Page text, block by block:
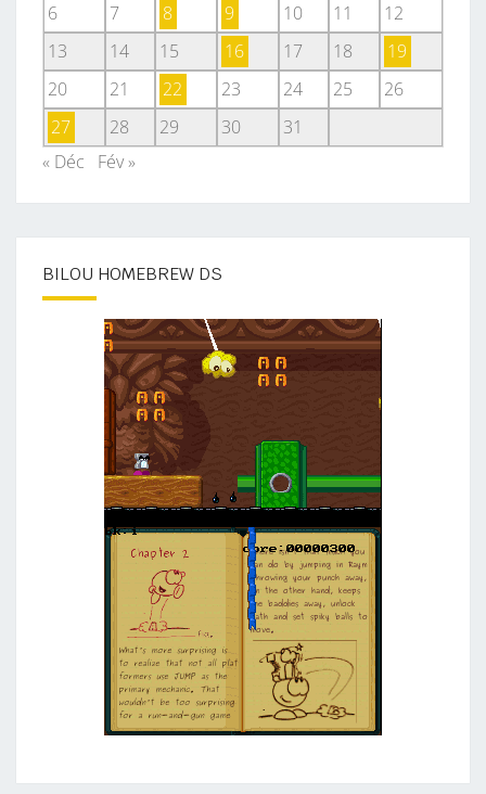
6
7 8 9 10 11
12
13
14 15 16 17 18
19
20
21 22 23 24 25
26
27
28 29 30
31
« Déc
Fév »
BILOU HOMEBREW DS